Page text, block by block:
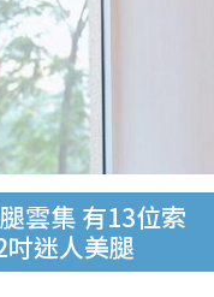
雲集 有13位索
迷人美腿